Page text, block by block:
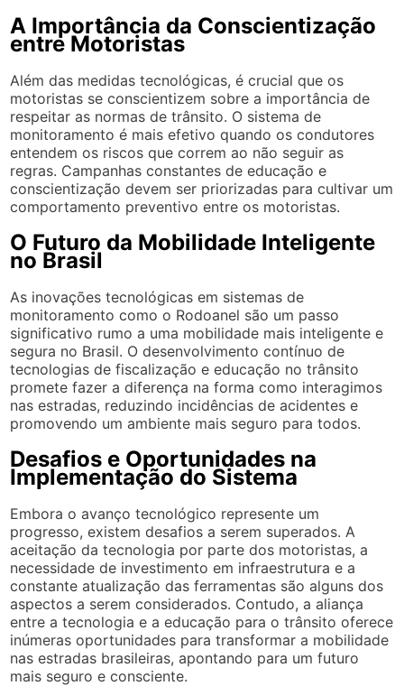
A Importância da Conscientização
entre Motoristas
Além das medidas tecnológicas, é crucial que os
motoristas se conscientizem sobre a importância de
respeitar as normas de trânsito. O sistema de
monitoramento é mais efetivo quando os condutores
entendem os riscos que correm ao não seguir as
regras. Campanhas constantes de educação e
conscientização devem ser priorizadas para cultivar um
comportamento preventivo entre os motoristas.
O Futuro da Mobilidade Inteligente
no Brasil
As inovações tecnológicas em sistemas de
monitoramento como o Rodoanel são um passo
significativo rumo a uma mobilidade mais inteligente e
segura no Brasil. O desenvolvimento contínuo de
tecnologias de fiscalização e educação no trânsito
promete fazer a diferença na forma como interagimos
nas estradas, reduzindo incidências de acidentes e
promovendo um ambiente mais seguro para todos.
Desafios e Oportunidades na
Implementação do Sistema
Embora o avanço tecnológico represente um
progresso, existem desafios a serem superados. A
aceitação da tecnologia por parte dos motoristas, a
necessidade de investimento em infraestrutura e a
constante atualização das ferramentas são alguns dos
aspectos a serem considerados. Contudo, a aliança
entre a tecnologia e a educação para o trânsito oferece
inúmeras oportunidades para transformar a mobilidade
nas estradas brasileiras, apontando para um futuro
mais seguro e consciente.